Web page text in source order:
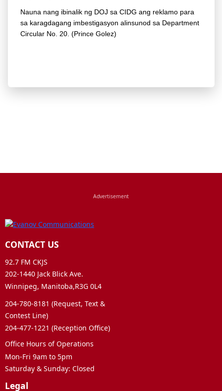
Nauna nang ibinalik ng DOJ sa CIDG ang reklamo para
sa karagdagang imbestigasyon alinsunod sa Department
Circular No. 20. (Prince Golez)
CONTACT US
92.7 FM CKJS
202-1440 Jack Blick Ave.
Winnipeg, Manitoba,R3G 0L4
204-780-8181 (Request, Text &
Contest Line)
204-477-1221 (Reception Office)
Office Hours of Operations
Mon-Fri 9am to 5pm
Saturday & Sunday: Closed
Legal